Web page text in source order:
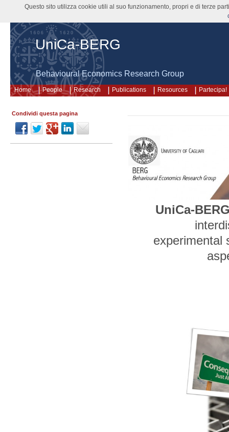
UniCa-BERG
Behavioural Economics Research Group
Home People Research Publications Resources Partecipa!
UniCa-
experimental
Condividi questa pagina
Questo sito utilizza cookie utili al suo funzionamento, propri e di terze